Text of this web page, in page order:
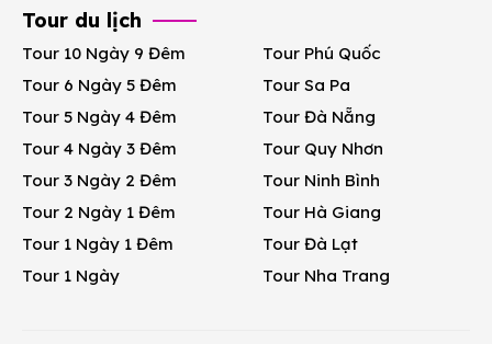
Tour du lịch
Tour 10 Ngày 9 Đêm
Tour 6 Ngày 5 Đêm
Tour 5 Ngày 4 Đêm
Tour 4 Ngày 3 Đêm
Tour 3 Ngày 2 Đêm
Tour 2 Ngày 1 Đêm
Tour 1 Ngày 1 Đêm
Tour 1 Ngày
Tour Phú Quốc
Tour Sa Pa
Tour Đà Nẵng
Tour Quy Nhơn
Tour Ninh Bình
Tour Hà Giang
Tour Đà Lạt
Tour Nha Trang